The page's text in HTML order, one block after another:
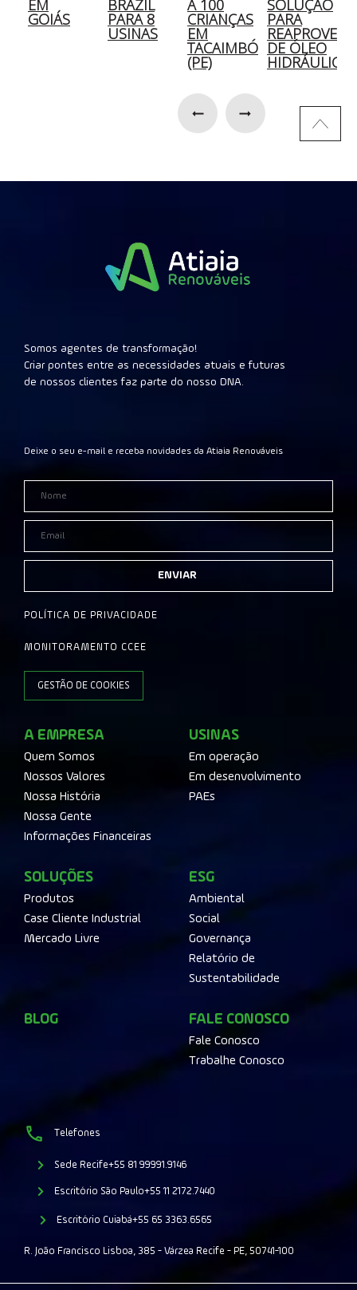
EM
GOIÁS
BRAZIL
PARA 8
USINAS
A 100
CRIANÇAS
EM
TACAIMBÓ
(PE)
SOLUÇÃO
PARA
DE ÓLEO
HIDRÁULICO
Somos agentes de transformação!
Criar pontes entre as necessidades atuais e futuras
de nossos clientes faz parte do nosso DNA.
Deixe o seu e-mail e receba novidades da Atiaia Renováveis
ENVIAR
POLÍTICA DE PRIVACIDADE
MONITORAMENTO CCEE
GESTÃO DE COOKIES
A EMPRESA
Quem Somos
Nossos Valores
Nossa História
Nossa Gente
Informações Financeiras
USINAS
Em operação
Em desenvolvimento
PAEs
SOLUÇÕES
Produtos
Case Cliente Industrial
Mercado Livre
ESG
Ambiental
Social
Governança
Relatório de
Sustentabilidade
BLOG FALE CONOSCO
Fale Conosco
Trabalhe Conosco
Telefones
Sede Recife+55 81 99991.9146
Escritório São Paulo+55 11 2172.7440
Escritório Cuiabá+55 65 3363.6565
R. João Francisco Lisboa, 385 - Várzea Recife - PE, 50741-100